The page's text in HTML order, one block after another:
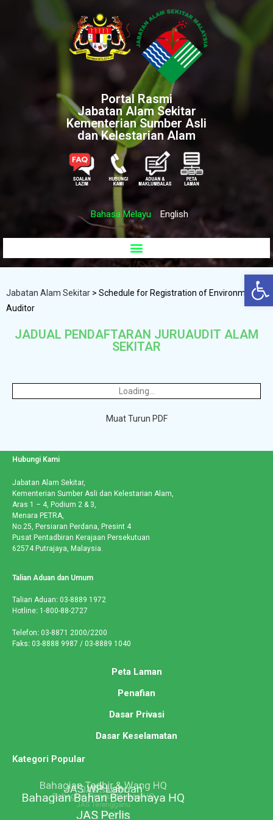
Portal Rasmi
Jabatan Alam Sekitar
Kementerian Sumber Asli
dan Kelestarian Alam
Bahasa Melayu English
Jabatan Alam Sekitar > Schedule for Registration of Environmental
Auditor
JADUAL PENDAFTARAN JURUAUDIT ALAM
SEKITAR
Loading...
Muat Turun PDF
Hubungi Kami
Jabatan Alam Sekitar,
Kementerian Sumber Asli dan Kelestarian Alam,
Aras 1 – 4, Podium 2 & 3,
Menara PETRA,
No.25, Persiaran Perdana, Presint 4
Pusat Pentadbiran Kerajaan Persekutuan
62574 Putrajaya, Malaysia.
Talian Aduan dan Umum
Talian Aduan: 03-8889 1972
Hotline: 1-800-88-2727
Telefon: 03-8871 2000/2200
Faks: 03-8888 9987 / 03-8889 1040
Peta Laman
Penafian
Dasar Privasi
Dasar Keselamatan
Kategori Popular